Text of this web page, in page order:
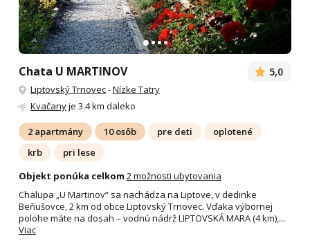
Chata U MARTINOV 5,0
Liptovský Trnovec-Nízke Tatry
Kvačanyje 3.4 km daleko
2 apartmány 10 osôb pre deti
oplotené
krb
pri lese
Objekt ponúka celkom 2 možnosti ubytovania
Chalupa „U Martinov“ sa nachádza na Liptove, v dedinke
Beňušovce, 2 km od obce Liptovský Trnovec. Vďaka výbornej
polohe máte na dosah – vodnú nádrž LIPTOVSKÁ MARA (4 km),...
Viac